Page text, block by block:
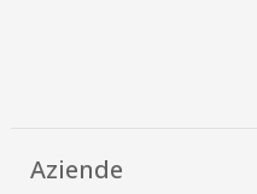
Aziende